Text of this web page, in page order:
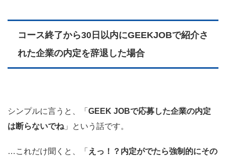
コース終了から30日以内にGEEKJOBで紹介さ
れた企業の内定を辞退した場合
シンプルに言うと、「 GEEK JOBで応募した企業の内定
は断らないでね 」という話です。
…これだけ聞くと、「 えっ！？内定がでたら強制的にその